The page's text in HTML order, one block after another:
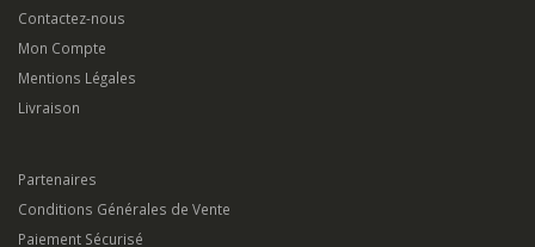
Contactez-nous
Mon Compte
Mentions Légales
Livraison
Partenaires
Conditions Générales de Vente
Paiement Sécurisé